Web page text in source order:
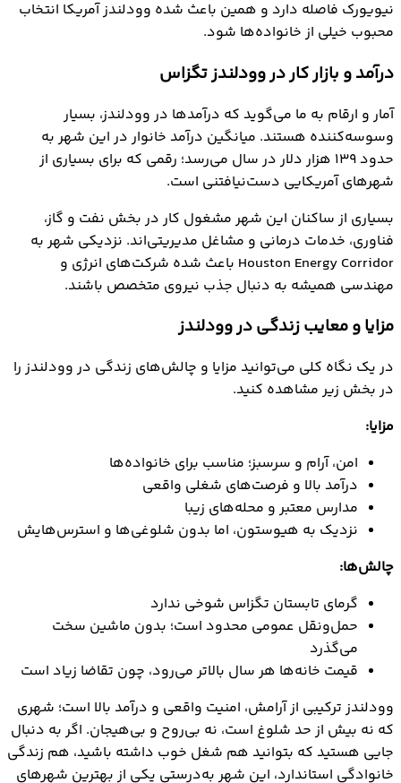
نیویورک فاصله دارد و همین باعث شده وودلندز آمریکا انتخاب
محبوب خیلی از خانواده‌ها شود.
درآمد و بازار کار در وودلندز تگزاس
آمار و ارقام به ما می‌گوید که درآمدها در وودلندز، بسیار
وسوسه‌کننده هستند. میانگین درآمد خانوار در این شهر به
حدود ۱۳۹ هزار دلار در سال می‌رسد؛ رقمی که برای بسیاری از
شهرهای آمریکایی دست‌نیافتنی است.
بسیاری از ساکنان این شهر مشغول کار در بخش نفت و گاز،
فناوری، خدمات درمانی و مشاغل مدیریتی‌اند. نزدیکی شهر به
Houston Energy Corridor باعث شده شرکت‌های انرژی و
مهندسی همیشه به دنبال جذب نیروی متخصص باشند.
مزایا و معایب زندگی در وودلندز
در یک نگاه کلی می‌توانید مزایا و چالش‌های زندگی در وودلندز را
در بخش زیر مشاهده کنید.
مزایا:
امن، آرام و سرسبز؛ مناسب برای خانواده‌ها
درآمد بالا و فرصت‌های شغلی واقعی
مدارس معتبر و محله‌های زیبا
نزدیک به هیوستون، اما بدون شلوغی‌ها و استرس‌هایش
چالش‌ها:
گرمای تابستان تگزاس شوخی ندارد
حمل‌ونقل عمومی محدود است؛ بدون ماشین سخت
می‌گذرد
قیمت خانه‌ها هر سال بالاتر می‌رود، چون تقاضا زیاد است
وودلندز ترکیبی از آرامش، امنیت واقعی و درآمد بالا است؛ شهری
که نه بیش از حد شلوغ است، نه بی‌روح و بی‌هیجان. اگر به دنبال
جایی هستید که بتوانید هم شغل خوب داشته باشید، هم زندگی
خانوادگی استاندارد، این شهر به‌درستی یکی از بهترین شهرهای